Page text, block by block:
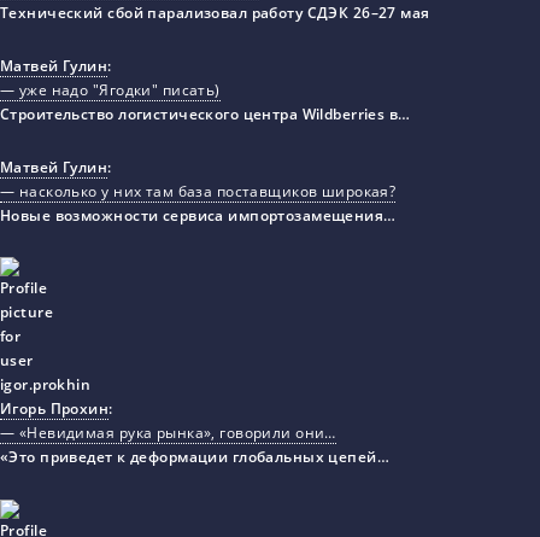
Технический сбой парализовал работу СДЭК 26–27 мая
Матвей Гулин:
— уже надо "Ягодки" писать)
Строительство логистического центра Wildberries в…
Матвей Гулин:
— насколько у них там база поставщиков широкая?
Новые возможности сервиса импортозамещения…
Игорь Прохин:
— «Невидимая рука рынка», говорили они…
«Это приведет к деформации глобальных цепей…